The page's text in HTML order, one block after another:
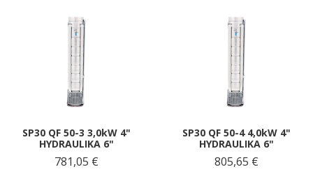
SP30 QF 50-3 3,0kW 4"
HYDRAULIKA 6"
781,05 €
SP30 QF 50-4 4,0kW 4"
HYDRAULIKA 6"
805,65 €